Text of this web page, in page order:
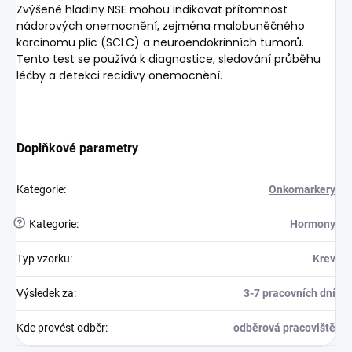
Zvýšené hladiny NSE mohou indikovat přítomnost
nádorových onemocnění, zejména malobuněčného
karcinomu plic (SCLC) a neuroendokrinních tumorů.
Tento test se používá k diagnostice, sledování průběhu
léčby a detekci recidivy onemocnění.
Doplňkové parametry
Kategorie: Onkomarkery
? Kategorie: Hormony
Typ vzorku: Krev
Výsledek za: 3-7 pracovních dní
Kde provést odběr: odběrová pracoviště